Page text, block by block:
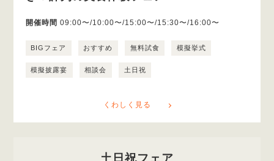
開催時間 09:00〜/10:00〜/15:00〜/15:30〜/16:00〜
BIGフェア おすすめ 無料試食 模擬挙式
模擬披露宴 相談会 土日祝
くわしく見る
土日祝フェア